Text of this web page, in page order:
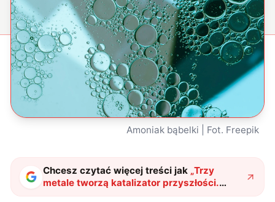
Amoniak bąbelki | Fot. Freepik
Chcesz czytać więcej treści jak „Trzy
metale tworzą katalizator przyszłości.
Metoda Habera i Boscha ma potężnego